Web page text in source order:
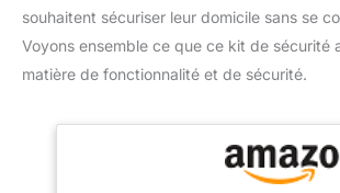
souhaitent sécuriser leur domicile sans se
Voyons ensemble ce que ce kit de sécurité
matière de fonctionnalité et de sécurité.